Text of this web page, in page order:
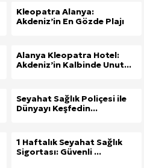
Kleopatra Alanya:
Akdeniz’in En Gözde Plajı
Alanya Kleopatra Hotel:
Akdeniz’in Kalbinde Unut...
Seyahat Sağlık Poliçesi ile
Dünyayı Keşfedin...
1 Haftalık Seyahat Sağlık
Sigortası: Güvenli ...